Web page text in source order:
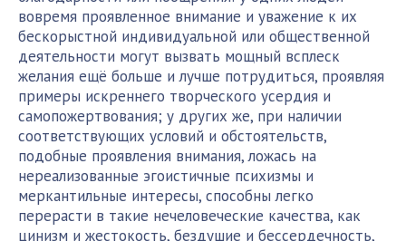
вовремя проявленное внимание и уважение к их
бескорыстной индивидуальной или общественной
деятельности могут вызвать мощный всплеск
желания ещё больше и лучше потрудиться, проявляя
примеры искреннего творческого усердия и
самопожертвования; у других же, при наличии
соответствующих условий и обстоятельств,
подобные проявления внимания, ложась на
нереализованные эгоистичные психизмы и
меркантильные интересы, способны легко
перерасти в такие нечеловеческие качества, как
цинизм и жестокость, бездушие и бессердечность,